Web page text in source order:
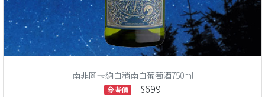
南非圖卡納白稍南白葡萄酒750ml
參考價 $699